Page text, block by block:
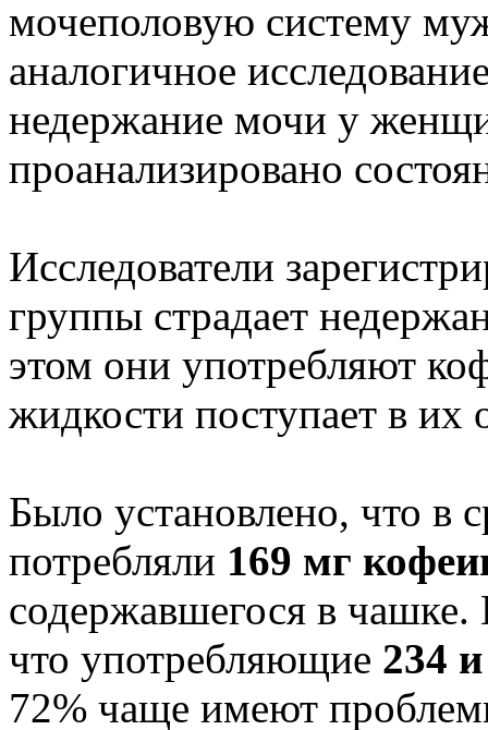
мочеполовую систему
аналогичное
недержание мочи у
проанализировано
Исследователи
группы страдает
этом они употребляют
жидкости поступает в их
Было установлено, что в
потребляли 169 мг
содержавшегося в
что употребляющие 234
72% чаще имеют